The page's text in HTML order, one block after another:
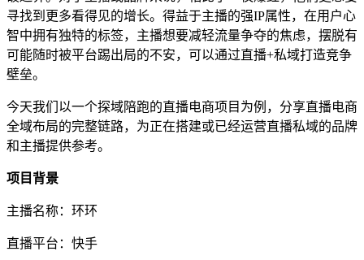
寻找到更多看得见的增长。得益于主播的强IP属性，在用户心
智中拥有独特的标签，主播想要减轻流量争夺的焦虑，摆脱有
可能随时被平台踢出局的不安，可以通过直播+私域打造竞争
壁垒。
今天我们以一个探域陪跑的直播电商项目为例，分享直播电商
全域布局的完整链路，为正在搭建或已经运营直播私域的品牌
和主播提供参考。
项目背景
主播名称：环环
直播平台：快手